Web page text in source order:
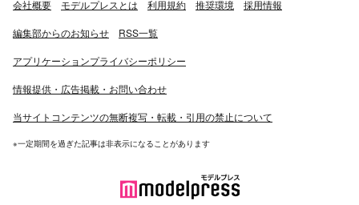
会社概要 モデルプレスとは 利用規約 推奨環境 採用情報
編集部からのお知らせ RSS一覧
アプリケーションプライバシーポリシー
情報提供・広告掲載・お問い合わせ
当サイトコンテンツの無断複写・転載・引用の禁止について
※一定期間を過ぎた記事は非表示になることがあります